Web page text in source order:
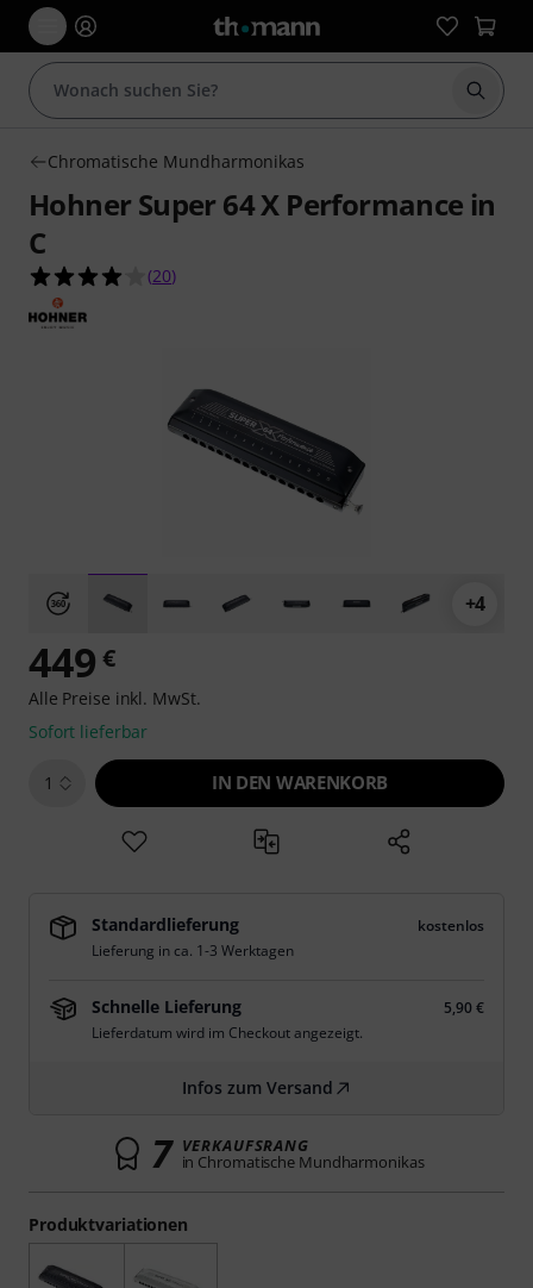
Suche
Chromatische Mundharmonikas
Hohner Super 64 X Performance in
C
4.1 von 5 Sternen aus 20 Kundenbewertungen
(20)
+4
Produktvariationen
449 €
Alle Preise inkl. MwSt.
Sofort lieferbar
1 IN DEN WARENKORB
Standardlieferung
kostenlos
Lieferung in ca. 1-3 Werktagen
Schnelle Lieferung
5,90 €
Lieferdatum wird im Checkout angezeigt.
Infos zum Versand
7 VERKAUFSRANG
in Chromatische Mundharmonikas